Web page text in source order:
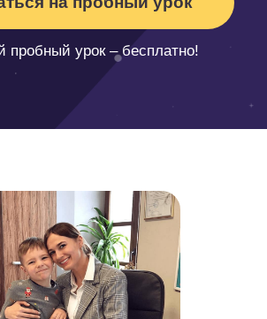
Future — это:
детских
педагогов
с
Sirius Future
почему дети ждут
следующий урок с
радостью